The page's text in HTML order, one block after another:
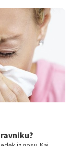
Običajno
simptomi pa
prehlad zavleče
prehlad